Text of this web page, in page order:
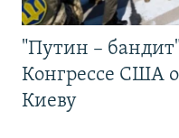
"Путин –
Конгрессе США
Киеву